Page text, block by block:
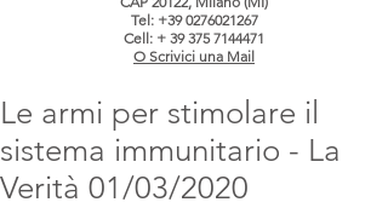
Tel: +39 0276021267
Cell: + 39 375 7144471
O Scrivici una Mail
Le armi per stimolare il
sistema immunitario - La
Verità 01/03/2020